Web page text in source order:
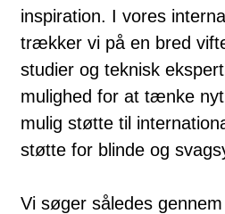
inspiration. I vores
trækker vi på en bred
studier og teknisk
mulighed for at tænke
mulig støtte til
støtte for blinde og
Vi søger således